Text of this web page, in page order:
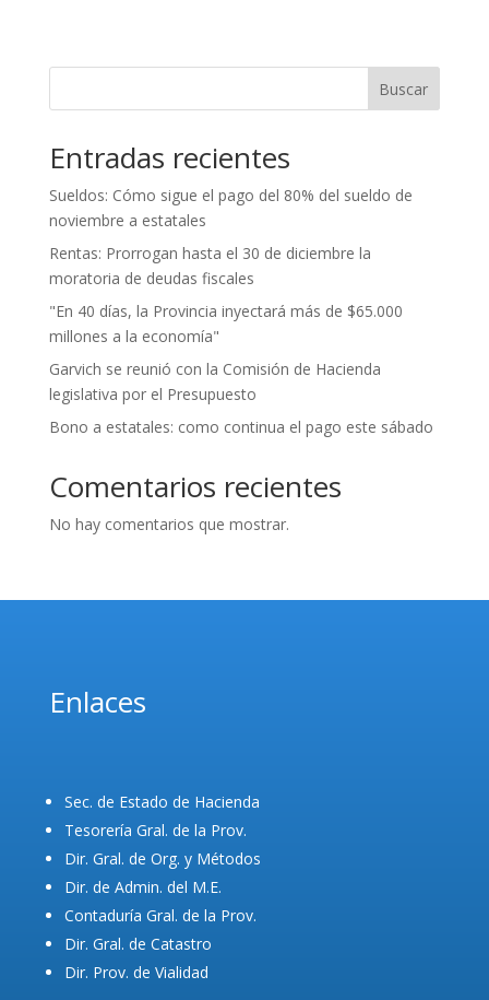
Buscar
Entradas recientes
Sueldos: Cómo sigue el pago del 80% del sueldo de
noviembre a estatales
Rentas: Prorrogan hasta el 30 de diciembre la
moratoria de deudas fiscales
"En 40 días, la Provincia inyectará más de $65.000
millones a la economía"
Garvich se reunió con la Comisión de Hacienda
legislativa por el Presupuesto
Bono a estatales: como continua el pago este sábado
Comentarios recientes
No hay comentarios que mostrar.
Enlaces
Sec. de Estado de Hacienda
Tesorería Gral. de la Prov.
Dir. Gral. de Org. y Métodos
Dir. de Admin. del M.E.
Contaduría Gral. de la Prov.
Dir. Gral. de Catastro
Dir. Prov. de Vialidad